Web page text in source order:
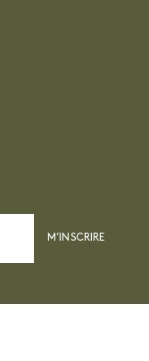
M’INSCRIRE